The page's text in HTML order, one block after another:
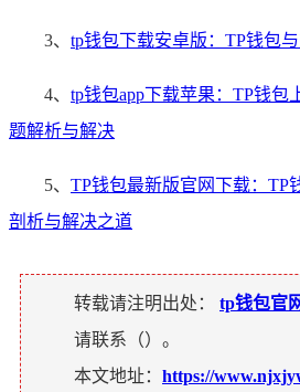
3、 tp钱包下载安卓版：TP钱包
4、 tp钱包app下载苹果：TP钱包
题解析与解决
5、 TP钱包最新版官网下载：TP
剖析与解决之道
转载请注明出处： tp钱包官
请联系（）。
本文地址： https://